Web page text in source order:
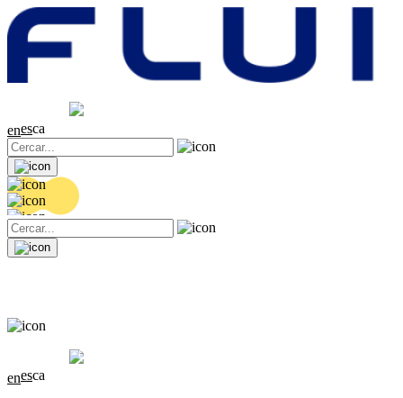
0.04 (+0.2%)
enesca
0.04 (+0.2%)
enesca